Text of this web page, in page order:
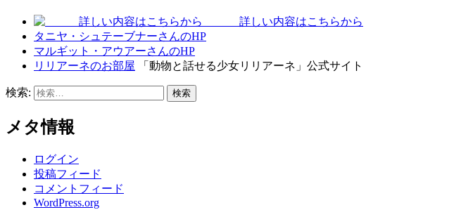
詳しい内容はこちらから
タニヤ・シュテーブナーさんのHP
マルギット・アウアーさんのHP
リリアーネのお部屋 「動物と話せる少女リリアーネ」公式サイト
検索:
メタ情報
ログイン
投稿フィード
コメントフィード
WordPress.org